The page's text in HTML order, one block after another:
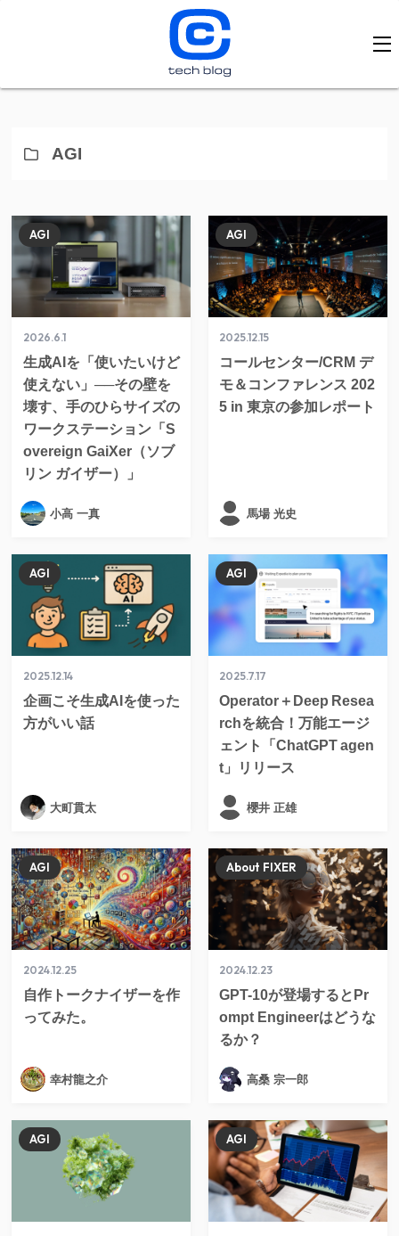
AGI
2026.6.1
生成AIを「使いたいけど
使えない」──その壁を
壊す、手のひらサイズの
ワークステーション「S
overeign GaiXer（ソブ
リン ガイザー）」
AGI
小高 一真
2025.12.15
コールセンター/CRM デ
モ＆コンファレンス 202
5 in 東京の参加レポート
AGI
馬場 光史
2025.12.14
企画こそ生成AIを使った
方がいい話
AGI
大町貫太
2025.7.17
Operator＋Deep Resea
rchを統合！万能エージ
ェント「ChatGPT agen
t」リリース
AGI
櫻井 正雄
2024.12.25
自作トークナイザーを作
ってみた。
AGI
幸村龍之介
2024.12.23
GPT-10が登場するとPr
ompt Engineerはどうな
るか？
About FIXER
高桑 宗一郎
AGI AGI